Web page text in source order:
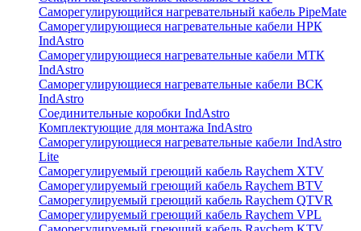
Саморегулирующийся нагревательный кабель PipeMate
Саморегулирующиеся нагревательные кабели НРК
IndAstro
Саморегулирующиеся нагревательные кабели МТК
IndAstro
Саморегулирующиеся нагревательные кабели ВСК
IndAstro
Соединительные коробки IndAstro
Комплектующие для монтажа IndAstro
Саморегулирующиеся нагревательные кабели IndAstro
Lite
Саморегулируемый греющий кабель Raychem XTV
Саморегулируемый греющий кабель Raychem BTV
Саморегулируемый греющий кабель Raychem QTVR
Саморегулируемый греющий кабель Raychem VPL